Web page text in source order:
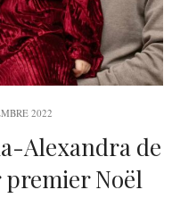
2022
Alexandra de
Noël